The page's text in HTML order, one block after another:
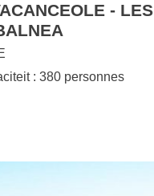
- LES
: 380 personnes